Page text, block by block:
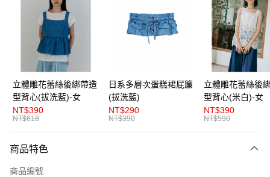
LINE Pay
Apple Pay
街口支付
悠遊付
AFTEE先享後付
相關說明
便利好安心！
２．便利：只要手機號碼，簡訊認證，即可結帳。
運送方式
立體雕花蕾絲後綁帶造
型背心(拔洗藍)-女
NT$390
NT$618
日系多層次蛋糕裙屁簾
(拔洗藍)
NT$290
NT$390
立體雕花蕾絲後
型背心(米白)-女
NT$390
NT$590
商品特色
商品編號